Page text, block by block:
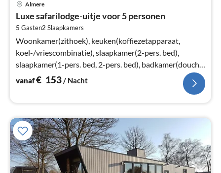
Almere
Luxe safarilodge-uitje voor 5 personen
5 Gasten2 Slaapkamers
Woonkamer(zithoek), keuken(koffiezetapparaat,
koel-/vriescombinatie), slaapkamer(2-pers. bed),
slaapkamer(1-pers. bed, 2-pers. bed), badkamer(douche,
wastafel, toilet)
vanaf€ 153 / Nacht